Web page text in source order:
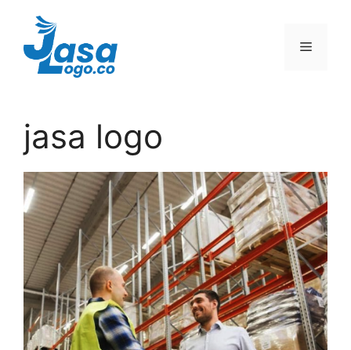
content
Menu
jasa logo